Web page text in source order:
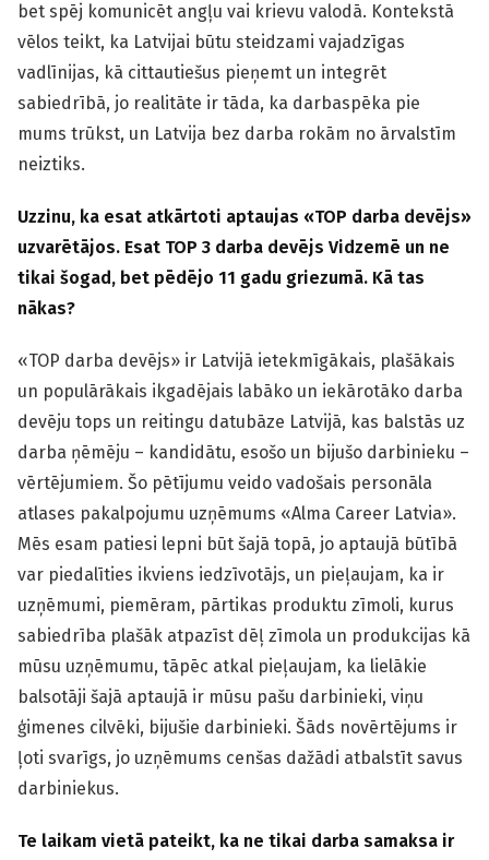
bet spēj komunicēt angļu vai krievu valodā. Kontekstā
vēlos teikt, ka Latvijai būtu steidzami vajadzīgas
vadlīnijas, kā cittautiešus pieņemt un integrēt
sabiedrībā, jo realitāte ir tāda, ka darbaspēka pie
mums trūkst, un Latvija bez darba rokām no ārvalstīm
neiztiks.
Uzzinu, ka esat atkārtoti aptaujas «TOP darba devējs»
uzvarētājos. Esat TOP 3 darba devējs Vidzemē un ne
tikai šogad, bet pēdējo 11 gadu griezumā. Kā tas
nākas?
«TOP darba devējs» ir Latvijā ietekmīgākais, plašākais
un populārākais ikgadējais labāko un iekārotāko darba
devēju tops un reitingu datubāze Latvijā, kas balstās uz
darba ņēmēju – kandidātu, esošo un bijušo darbinieku –
vērtējumiem. Šo pētījumu veido vadošais personāla
atlases pakalpojumu uzņēmums «Alma Career Latvia».
Mēs esam patiesi lepni būt šajā topā, jo aptaujā būtībā
var piedalīties ikviens iedzīvotājs, un pieļaujam, ka ir
uzņēmumi, piemēram, pārtikas produktu zīmoli, kurus
sabiedrība plašāk atpazīst dēļ zīmola un produkcijas kā
mūsu uzņēmumu, tāpēc atkal pieļaujam, ka lielākie
balsotāji šajā aptaujā ir mūsu pašu darbinieki, viņu
ģimenes cilvēki, bijušie darbinieki. Šāds novērtējums ir
ļoti svarīgs, jo uzņēmums cenšas dažādi atbalstīt savus
darbiniekus.
Te laikam vietā pateikt, ka ne tikai darba samaksa ir